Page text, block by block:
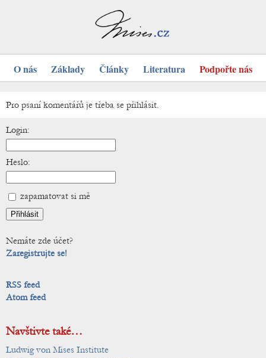
O nás Základy Články Literatura Podpořte nás
Pro psaní komentářů je třeba se přihlásit.
Login:
Heslo:
zapamatovat si mě
Nemáte zde účet?
Zaregistrujte se!
RSS feed
Atom feed
Navštivte také…
Ludwig von Mises Institute